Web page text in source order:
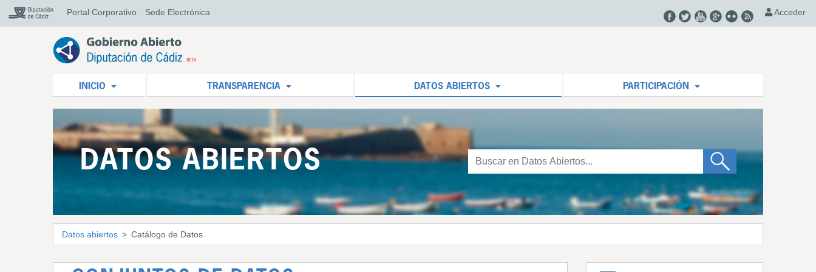
Portal Corporativo Sede Electrónica Acceder
INICIO TRANSPARENCIA DATOS ABIERTOS PARTICIPACIÓN
DATOS ABIERTOS
Datos abiertos Catálogo de Datos